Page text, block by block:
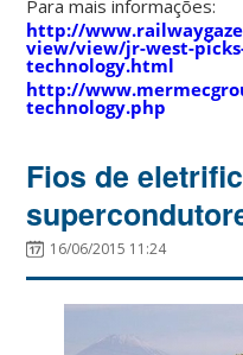
Para mais informações:
http://
view/view/jr-west-
technology.html
http://
technology.php
Fios de
16/06/2015 11:24